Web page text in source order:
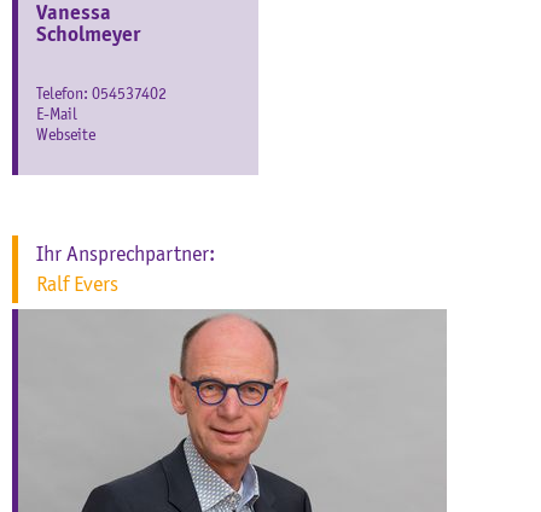
Vanessa
Scholmeyer
Telefon: 054537402
E-Mail
Webseite
Ihr Ansprechpartner:
Ralf Evers